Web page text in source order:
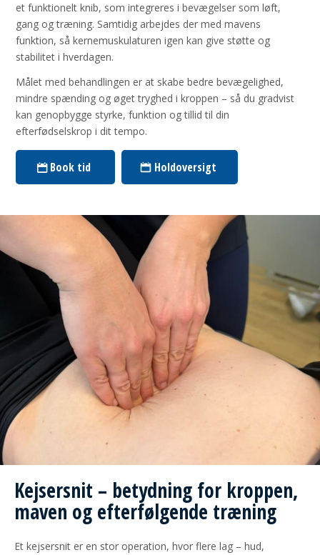
et funktionelt knib, som integreres i bevægelser som løft,
gang og træning. Samtidig arbejdes der med mavens
funktion, så kernemuskulaturen igen kan give støtte og
stabilitet i hverdagen.
Målet med behandlingen er at skabe bedre bevægelighed,
mindre spænding og øget tryghed i kroppen – så du gradvist
kan genopbygge styrke, funktion og tillid til din
efterfødselskrop i dit tempo.
Book tid Holdoversigt
Kejsersnit – betydning for kroppen,
maven og efterfølgende træning
Et kejsersnit er en stor operation, hvor flere lag – hud,